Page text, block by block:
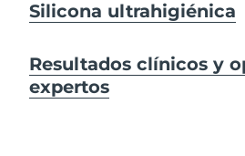
Silicona ultrahigiénica
Resultados clínicos y
expertos